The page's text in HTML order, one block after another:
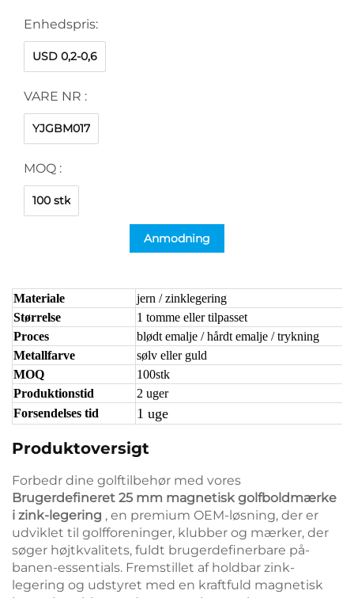
Enhedspris:
USD 0,2-0,6
VARE NR :
YJGBM017
MOQ :
100 stk
Anmodning
Materiale
jern / zinklegering
Størrelse
1 tomme eller tilpasset
Proces
blødt emalje / hårdt emalje / trykning
Metallfarve
sølv eller guld
MOQ
100stk
Produktionstid
2 uger
Forsendelses tid
1 uge
Produktoversigt
Forbedr dine golftilbehør med vores
Brugerdefineret 25 mm magnetisk golfboldmærke
i zink-legering , en premium OEM-løsning, der er
udviklet til golfforeninger, klubber og mærker, der
søger højtkvalitets, fuldt brugerdefinerbare på-
banen-essentials. Fremstillet af holdbar zink-
legering og udstyret med en kraftfuld magnetisk